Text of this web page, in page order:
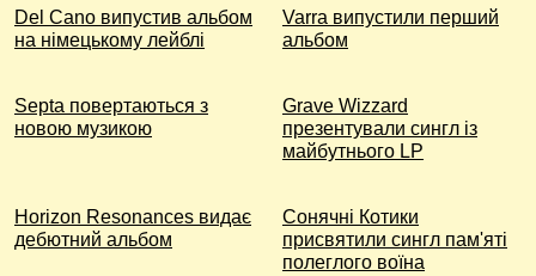
Del Cano випустив альбом
на німецькому лейблі
Varra випустили перший
альбом
Septa повертаються з
новою музикою
Grave Wizzard
презентували сингл із
майбутнього LP
Horizon Resonances видає
дебютний альбом
Сонячні Котики
присвятили сингл пам'яті
полеглого воїна